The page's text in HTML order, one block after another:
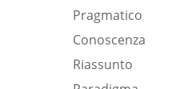
Pragmatico
Conoscenza
Riassunto